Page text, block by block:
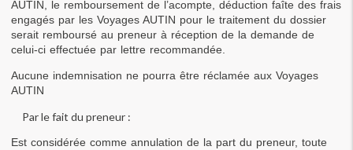
AUTIN, le remboursement de l’acompte, déduction faîte des frais
engagés par les Voyages AUTIN pour le traitement du dossier
serait remboursé au preneur à réception de la demande de
celui-ci effectuée par lettre recommandée.
Aucune indemnisation ne pourra être réclamée aux Voyages
AUTIN
Par le fait du preneur :
Est considérée comme annulation de la part du preneur, toute